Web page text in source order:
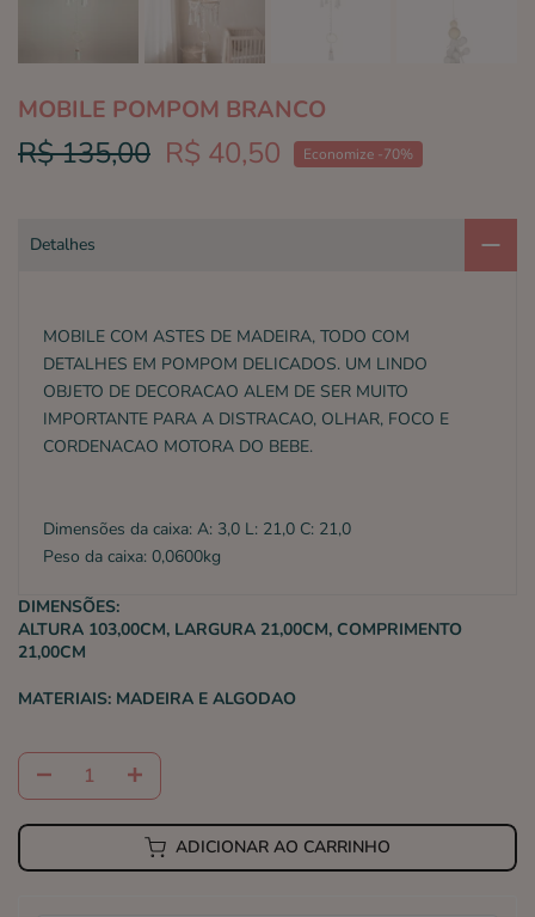
MOBILE POMPOM BRANCO
R$ 135,00 R$ 40,50 Economize -70%
Detalhes
MOBILE COM ASTES DE MADEIRA, TODO COM
DETALHES EM POMPOM DELICADOS. UM LINDO
OBJETO DE DECORACAO ALEM DE SER MUITO
IMPORTANTE PARA A DISTRACAO, OLHAR, FOCO E
CORDENACAO MOTORA DO BEBE.
Dimensões da caixa: A: 3,0 L: 21,0 C: 21,0
Peso da caixa: 0,0600kg
DIMENSÕES:
ALTURA 103,00CM, LARGURA 21,00CM, COMPRIMENTO
21,00CM
MATERIAIS: MADEIRA E ALGODAO
ADICIONAR AO CARRINHO